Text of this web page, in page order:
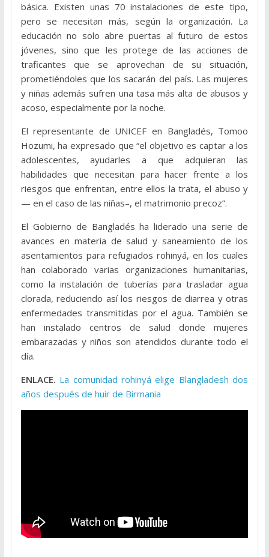
básica. Existen unas 70 instalaciones de este tipo,
pero se necesitan más, según la organización. La
educación no solo abre puertas al futuro de estos
jóvenes, sino que les protege de las acciones de
traficantes que se aprovechan de su situación,
prometiéndoles que los sacarán del país. Las mujeres
y niñas además sufren una tasa más alta de abusos y
acoso, especialmente por la noche.
El representante de UNICEF en Bangladés, Tomoo
Hozumi, ha expresado que “el objetivo es captar a los
adolescentes, ayudarles a que adquieran las
habilidades que necesitan para hacer frente a los
riesgos que enfrentan, entre ellos la trata, el abuso y
— en el caso de las niñas–, el matrimonio precoz”.
El Gobierno de Bangladés ha liderado una serie de
avances en materia de salud y saneamiento de los
asentamientos para refugiados rohinyá, en los cuales
han colaborado varias organizaciones humanitarias,
como la instalación de tuberías para trasladar agua
clorada, reduciendo así los riesgos de diarrea y otras
enfermedades transmitidas por el agua. También se
han instalado centros de salud donde mujeres
embarazadas y niños son atendidos durante todo el
día.
ENLACE. La comunidad rohinyá elige Blangladesh dos
años después de huir de Birmania